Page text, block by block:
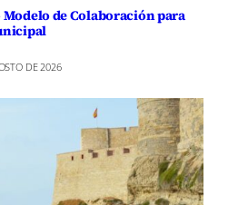
de Colaboración para
DE 2026